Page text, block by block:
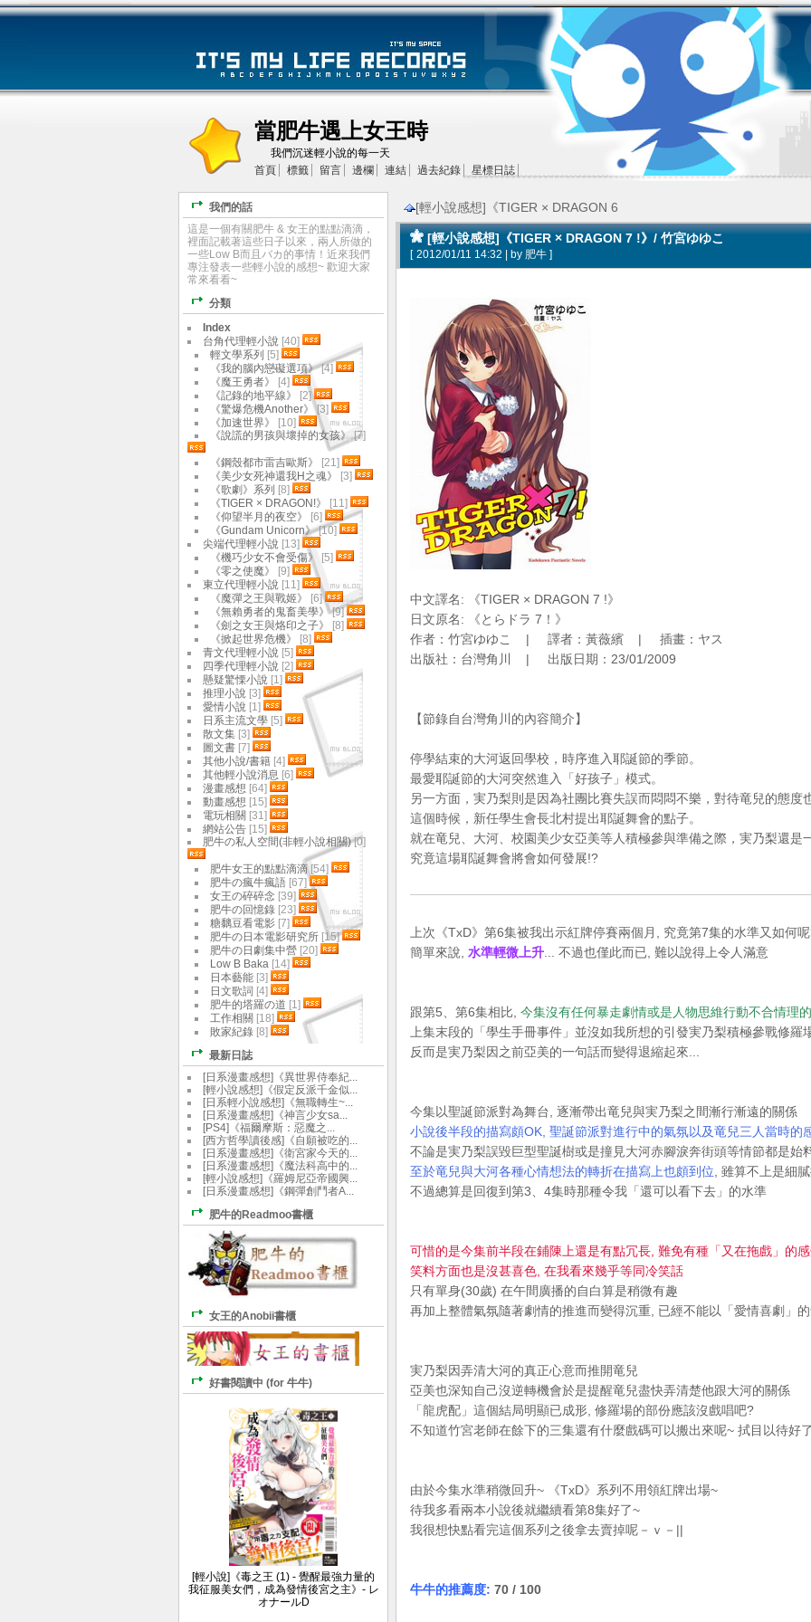
當肥牛遇上女王時
我們沉迷輕小說的每一天
首頁
標籤 留言 邊欄 連結 過去紀錄 星標日誌
[輕小說感想]《TIGER × DRAGON 6
[輕小說感想]《TIGER × DRAGON 7 !》/ 竹宮ゆゆこ
[ 2012/01/11 14:32 | by 肥牛 ]
中文譯名: 《TIGER × DRAGON 7 !》
日文原名: 《とらドラ 7！》
作者：竹宮ゆゆこ | 譯者：黃薇繽 | 插畫：ヤス
出版社：台灣角川 | 出版日期：23/01/2009
【節錄自台灣角川的內容簡介】
停學結束的大河返回學校，時序進入耶誕節的季節。
最愛耶誕節的大河突然進入「好孩子」模式。
另一方面，実乃梨則是因為社團比賽失誤而悶悶不樂，對待竜兒的態度
這個時候，新任學生會長北村提出耶誕舞會的點子。
就在竜兒、大河、校園美少女亞美等人積極參與準備之際，実乃梨還
究竟這場耶誕舞會將會如何發展!?
上次《TxD》第6集被我出示紅牌停賽兩個月, 究竟第7集的水準又如何
簡單來說, 水準輕微上升 ... 不過也僅此而已, 難以說得上令人滿意
跟第5、第6集相比, 今集沒有任何暴走劇情或是人物思維行動不合情理
上集末段的「學生手冊事件」並沒如我所想的引發実乃梨積極參戰修羅
反而是実乃梨因之前亞美的一句話而變得退縮起來...
今集以聖誕節派對為舞台, 逐漸帶出竜兒與実乃梨之間漸行漸遠的關係
小說後半段的描寫頗OK, 聖誕節派對進行中的氣氛以及竜兒三人當時的
不論是実乃梨誤毀巨型聖誕樹或是撞見大河赤腳淚奔街頭等情節都是始
至於竜兒與大河各種心情想法的轉折在描寫上也頗到位 , 雖算不上是細
不過總算是回復到第3、4集時那種令我「還可以看下去」的水準
可惜的是今集前半段在鋪陳上還是有點冗長, 難免有種「又在拖戲」的
笑料方面也是沒甚喜色, 在我看來幾乎等同冷笑話
只有單身(30歲) 在午間廣播的自白算是稍微有趣
再加上整體氣氛隨著劇情的推進而變得沉重, 已經不能以「愛情喜劇」
実乃梨因弄清大河的真正心意而推開竜兒
亞美也深知自己沒逆轉機會於是提醒竜兒盡快弄清楚他跟大河的關係
「龍虎配」這個結局明顯已成形, 修羅場的部份應該沒戲唱吧?
不知道竹宮老師在餘下的三集還有什麼戲碼可以搬出來呢~ 拭目以待好
由於今集水準稍微回升~ 《TxD》系列不用領紅牌出場~
待我多看兩本小說後就繼續看第8集好了~
我很想快點看完這個系列之後拿去賣掉呢－ｖ－||
牛牛的推薦度: 70 / 100
我們的話
這是一個有關肥牛 & 女王的點點滴滴，
裡面記載著這些日子以來，兩人所做的
一些Low B而且バカ的事情！近來我們
專注發表一些輕小說的感想~ 歡迎大家
常來看看~
分類
Index
台角代理輕小說 [40]
輕文學系列 [5]
《我的腦內戀礙選項》[4]
《魔王勇者》
[4]
《記錄的地平線》
[2]
《驚爆危機Another》[3]
《加速世界》
[10]
《說謊的男孩與壞掉的女孩》[7]
《鋼殼都市雷吉歐斯》
[21]
《美少女死神還我H之魂》
[3]
《歌劇》系列 [8]
《TIGER × DRAGON!》
[11]
《仰望半月的夜空》
[6]
《Gundam Unicorn》[10]
尖端代理輕小說 [13]
《機巧少女不會受傷》
[5]
《零之使魔》
[9]
東立代理輕小說 [11]
《魔彈之王與戰姬》
[6]
《無賴勇者的鬼畜美學》[9]
《劍之女王與烙印之子》
[8]
《掀起世界危機》
[8]
青文代理輕小說 [5]
四季代理輕小說 [2]
懸疑驚慄小說 [1]
推理小說 [3]
愛情小說 [1]
日系主流文學 [5]
散文集 [3]
圖文書 [7]
其他小說/書籍 [4]
其他輕小說消息 [6]
漫畫感想 [64]
動畫感想 [15]
電玩相關 [31]
網站公告 [15]
肥牛の私人空間(非輕小說相關)[0]
肥牛女王的點點滴滴[54]
肥牛の瘋牛瘋語 [67]
女王の碎碎念 [39]
肥牛の回憶錄 [23]
糖黐豆看電影 [7]
肥牛の日本電影研究所 [15]
肥牛の日劇集中營 [20]
Low B Baka [14]
日本藝能 [3]
日文歌詞 [4]
肥牛的塔羅の道 [1]
工作相關 [18]
敗家紀錄 [8]
最新日誌
[日系漫畫感想]《異世界侍奉紀...
[輕小說感想]《假定反派千金似...
[日系輕小說感想]《無職轉生~...
[日系漫畫感想]《神言少女sa...
[PS4]《福爾摩斯：惡魔之...
[西方哲學讀後感]《自願被吃的...
[日系漫畫感想]《衛宮家今天的...
[日系漫畫感想]《魔法科高中的...
[輕小說感想]《羅姆尼亞帝國興...
[日系漫畫感想]《鋼彈創鬥者A...
肥牛的Readmoo書櫃
女王的Anobii書櫃
好書閱讀中 (for 牛牛)
[輕小說]《毒之王 (1) - 覺醒最強力量的
我征服美女們，成為發情後宮之主》- レ
オナールD